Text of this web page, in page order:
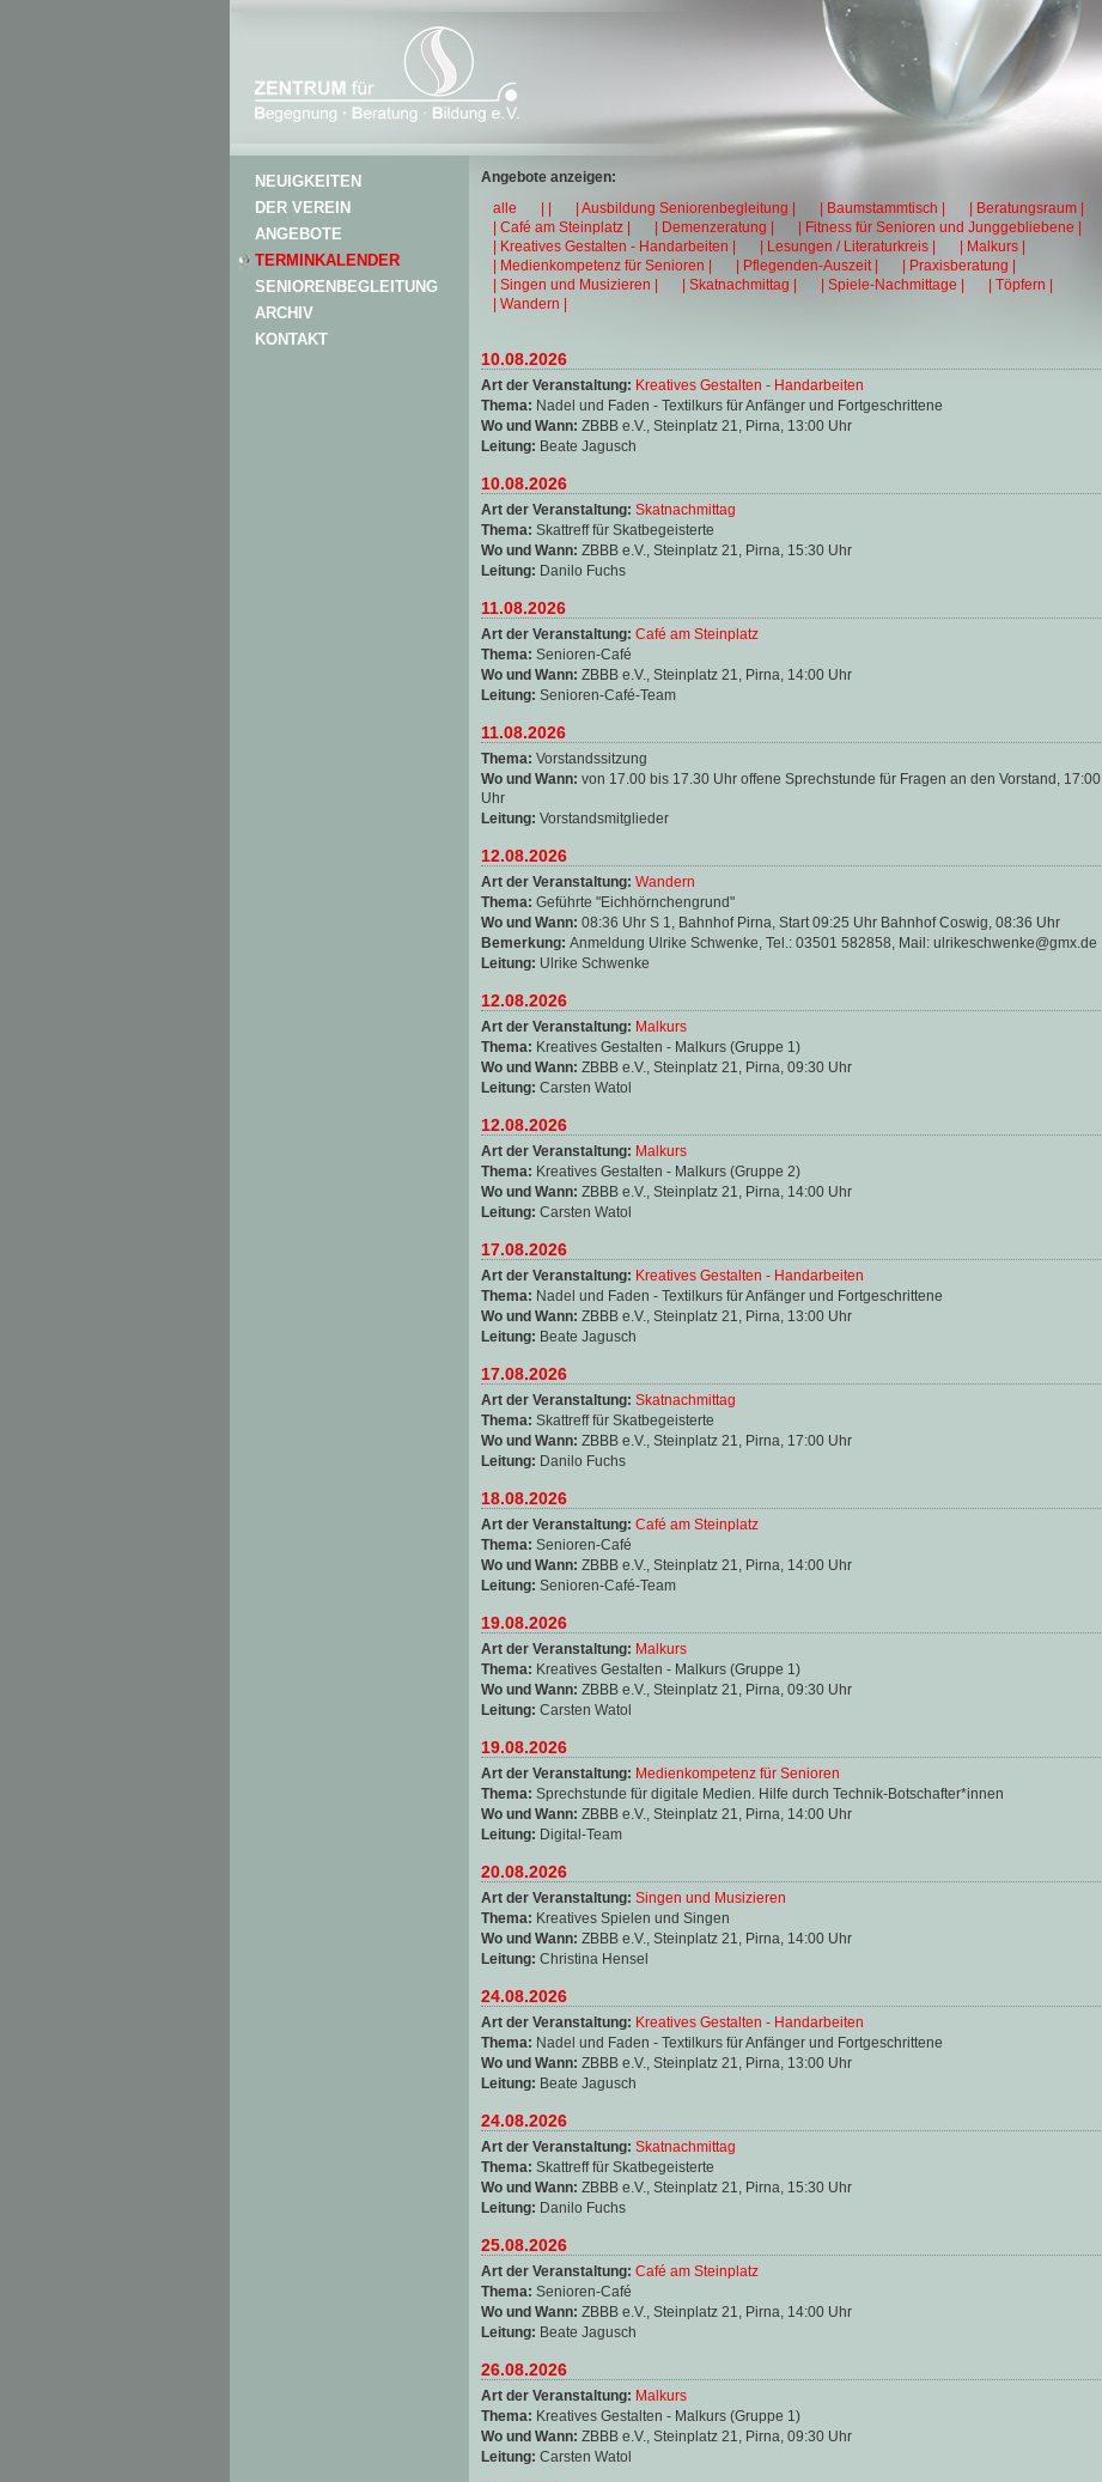
NEUIGKEITEN
DER VEREIN
ANGEBOTE
TERMINKALENDER
SENIORENBEGLEITUNG
ARCHIV
KONTAKT
Angebote anzeigen:
alle
| | | Ausbildung Seniorenbegleitung | | Baumstammtisch |
| Beratungsraum |
| Café am Steinplatz |
| Demenzeratung |
| Fitness für Senioren und Junggebliebene |
| Kreatives Gestalten - Handarbeiten |
| Lesungen / Literaturkreis |
| Malkurs |
| Medienkompetenz für Senioren |
| Pflegenden-Auszeit |
| Praxisberatung |
| Singen und Musizieren |
| Skatnachmittag | | Spiele-Nachmittage |
| Töpfern |
| Wandern |
10.08.2026
Art der Veranstaltung: Kreatives Gestalten - Handarbeiten
Thema: Nadel und Faden - Textilkurs für Anfänger und Fortgeschrittene
Wo und Wann: ZBBB e.V., Steinplatz 21, Pirna, 13:00 Uhr
Leitung: Beate Jagusch
10.08.2026
Art der Veranstaltung: Skatnachmittag
Thema: Skattreff für Skatbegeisterte
Wo und Wann: ZBBB e.V., Steinplatz 21, Pirna, 15:30 Uhr
Leitung: Danilo Fuchs
11.08.2026
Art der Veranstaltung: Café am Steinplatz
Thema: Senioren-Café
Wo und Wann: ZBBB e.V., Steinplatz 21, Pirna, 14:00 Uhr
Leitung: Senioren-Café-Team
11.08.2026
Thema: Vorstandssitzung
Wo und Wann: von 17.00 bis 17.30 Uhr offene Sprechstunde für Fragen an den Vorstand, 17:00
Uhr
Leitung: Vorstandsmitglieder
12.08.2026
Art der Veranstaltung: Wandern
Thema: Geführte "Eichhörnchengrund"
Wo und Wann: 08:36 Uhr S 1, Bahnhof Pirna, Start 09:25 Uhr Bahnhof Coswig, 08:36 Uhr
Bemerkung: Anmeldung Ulrike Schwenke, Tel.: 03501 582858, Mail: ulrikeschwenke@gmx.de
Leitung: Ulrike Schwenke
12.08.2026
Art der Veranstaltung: Malkurs
Thema: Kreatives Gestalten - Malkurs (Gruppe 1)
Wo und Wann: ZBBB e.V., Steinplatz 21, Pirna, 09:30 Uhr
Leitung: Carsten Watol
12.08.2026
Art der Veranstaltung: Malkurs
Thema: Kreatives Gestalten - Malkurs (Gruppe 2)
Wo und Wann: ZBBB e.V., Steinplatz 21, Pirna, 14:00 Uhr
Leitung: Carsten Watol
17.08.2026
Art der Veranstaltung: Kreatives Gestalten - Handarbeiten
Thema: Nadel und Faden - Textilkurs für Anfänger und Fortgeschrittene
Wo und Wann: ZBBB e.V., Steinplatz 21, Pirna, 13:00 Uhr
Leitung: Beate Jagusch
17.08.2026
Art der Veranstaltung: Skatnachmittag
Thema: Skattreff für Skatbegeisterte
Wo und Wann: ZBBB e.V., Steinplatz 21, Pirna, 17:00 Uhr
Leitung: Danilo Fuchs
18.08.2026
Art der Veranstaltung: Café am Steinplatz
Thema: Senioren-Café
Wo und Wann: ZBBB e.V., Steinplatz 21, Pirna, 14:00 Uhr
Leitung: Senioren-Café-Team
19.08.2026
Art der Veranstaltung: Malkurs
Thema: Kreatives Gestalten - Malkurs (Gruppe 1)
Wo und Wann: ZBBB e.V., Steinplatz 21, Pirna, 09:30 Uhr
Leitung: Carsten Watol
19.08.2026
Art der Veranstaltung: Medienkompetenz für Senioren
Thema: Sprechstunde für digitale Medien. Hilfe durch Technik-Botschafter*innen
Wo und Wann: ZBBB e.V., Steinplatz 21, Pirna, 14:00 Uhr
Leitung: Digital-Team
20.08.2026
Art der Veranstaltung: Singen und Musizieren
Thema: Kreatives Spielen und Singen
Wo und Wann: ZBBB e.V., Steinplatz 21, Pirna, 14:00 Uhr
Leitung: Christina Hensel
24.08.2026
Art der Veranstaltung: Kreatives Gestalten - Handarbeiten
Thema: Nadel und Faden - Textilkurs für Anfänger und Fortgeschrittene
Wo und Wann: ZBBB e.V., Steinplatz 21, Pirna, 13:00 Uhr
Leitung: Beate Jagusch
24.08.2026
Art der Veranstaltung: Skatnachmittag
Thema: Skattreff für Skatbegeisterte
Wo und Wann: ZBBB e.V., Steinplatz 21, Pirna, 15:30 Uhr
Leitung: Danilo Fuchs
25.08.2026
Art der Veranstaltung: Café am Steinplatz
Thema: Senioren-Café
Wo und Wann: ZBBB e.V., Steinplatz 21, Pirna, 14:00 Uhr
Leitung: Beate Jagusch
26.08.2026
Art der Veranstaltung: Malkurs
Thema: Kreatives Gestalten - Malkurs (Gruppe 1)
Wo und Wann: ZBBB e.V., Steinplatz 21, Pirna, 09:30 Uhr
Leitung: Carsten Watol